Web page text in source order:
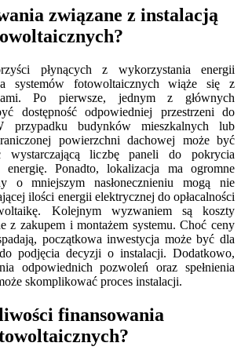
związane z instalacją
płynących z wykorzystania energii
systemów fotowoltaicznych wiąże się z
Po pierwsze, jednym z głównych
dostępność odpowiedniej przestrzeni do
przypadku budynków mieszkalnych lub
powierzchni dachowej może być
wystarczającą liczbę paneli do pokrycia
energię. Ponadto, lokalizacja ma ogromne
o mniejszym nasłonecznieniu mogą nie
ilości energii elektrycznej do opłacalności
Kolejnym wyzwaniem są koszty
z zakupem i montażem systemu. Choć ceny
początkowa inwestycja może być dla
podjęcia decyzji o instalacji. Dodatkowo,
odpowiednich pozwoleń oraz spełnienia
skomplikować proces instalacji.
finansowania